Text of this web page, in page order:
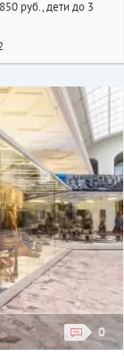
руб., дети до 3
0